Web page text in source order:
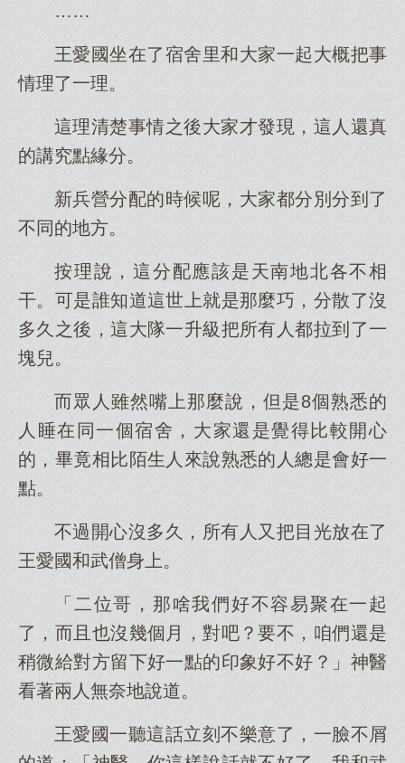
……
王愛國坐在了宿舍里和大家一起大概把事
情理了一理。
這理清楚事情之後大家才發現，這人還真
的講究點緣分。
新兵營分配的時候呢，大家都分別分到了
不同的地方。
按理說，這分配應該是天南地北各不相
干。可是誰知道這世上就是那麼巧，分散了沒
多久之後，這大隊一升級把所有人都拉到了一
塊兒。
而眾人雖然嘴上那麼說，但是8個熟悉的
人睡在同一個宿舍，大家還是覺得比較開心
的，畢竟相比陌生人來說熟悉的人總是會好一
點。
不過開心沒多久，所有人又把目光放在了
王愛國和武僧身上。
「二位哥，那啥我們好不容易聚在一起
了，而且也沒幾個月，對吧？要不，咱們還是
稍微給對方留下好一點的印象好不好？」神醫
看著兩人無奈地說道。
王愛國一聽這話立刻不樂意了，一臉不屑